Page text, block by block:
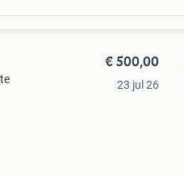
€ 500,00
23 jul 26